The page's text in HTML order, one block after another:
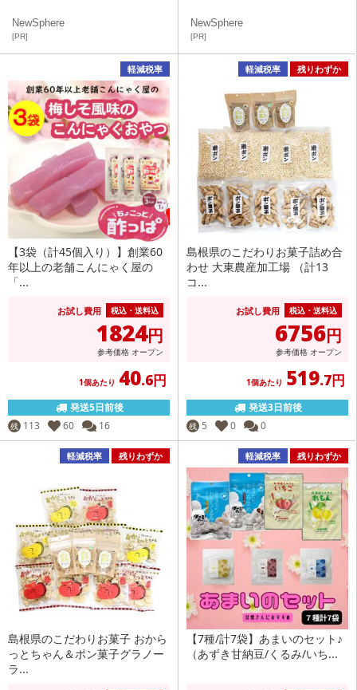
NewSphere
[PR]
NewSphere
[PR]
軽減税率
【3袋（計45個入り）】創業60
年以上の老舗こんにゃく屋の
「...
お試し費用 税込・送料込
1824円
参考価格 オープン
1個あたり 40.6円
発送5日前後
残 113 60 16
軽減税率 残りわずか
島根県のこだわりお菓子詰め合
わせ 大東農産加工場 （計13
コ...
お試し費用 税込・送料込
6756円
参考価格 オープン
1個あたり 519.7円
発送3日前後
残 5 0 0
軽減税率 残りわずか
島根県のこだわりお菓子 おから
っとちゃん＆ポン菓子グラノー
ラ...
軽減税率 残りわずか
【7種/計7袋】あまいのセット♪
（あずき甘納豆/くるみ/いち...